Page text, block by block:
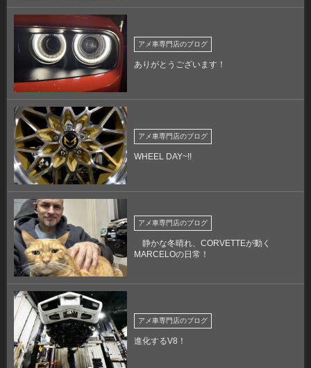
アメ車専門店のブログ
ありがとうございます！
アメ車専門店のブログ
WHEEL DAY~!!
アメ車専門店のブログ
静かな冬晴れ、CORVETTEが動く
MARCELOの日常！
アメ車専門店のブログ
進化するV8！